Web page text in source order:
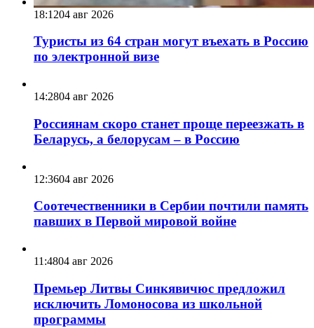
18:1204 авг 2026
Туристы из 64 стран могут въехать в Россию
по электронной визе
14:2804 авг 2026
Россиянам скоро станет проще переезжать в
Беларусь, а белорусам – в Россию
12:3604 авг 2026
Соотечественники в Сербии почтили память
павших в Первой мировой войне
11:4804 авг 2026
Премьер Литвы Синкявичюс предложил
исключить Ломоносова из школьной
программы